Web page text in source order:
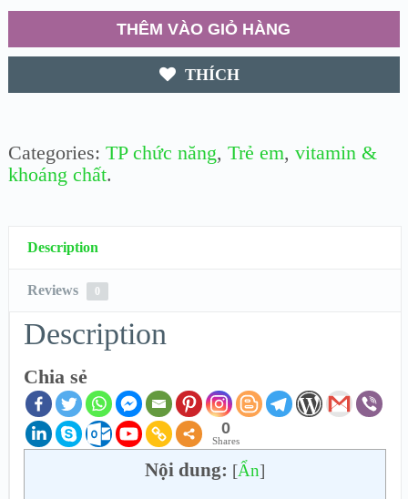
THÊM VÀO GIỎ HÀNG
THÍCH
Categories: TP chức năng, Trẻ em, vitamin &
khoáng chất.
Description
Reviews 0
Description
Chia sẻ
0
Shares
Nội dung: [Ẩn]